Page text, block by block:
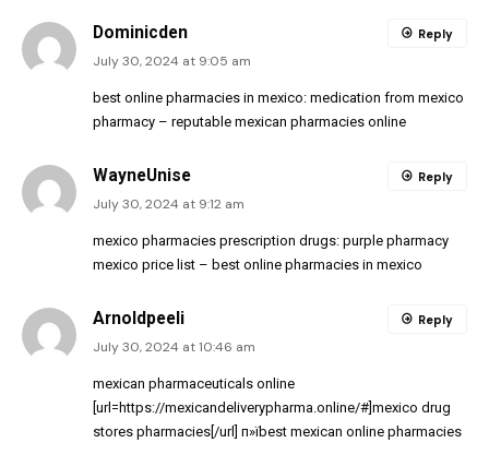
Dominicden
July 30, 2024 at 9:05 am
best online pharmacies in mexico: medication from mexico
pharmacy – reputable mexican pharmacies online
Reply
WayneUnise
July 30, 2024 at 9:12 am
mexico pharmacies prescription drugs: purple pharmacy
mexico price list – best online pharmacies in mexico
Reply
Arnoldpeeli
July 30, 2024 at 10:46 am
mexican pharmaceuticals online
[url=https://mexicandeliverypharma.online/#]mexico drug
stores pharmacies[/url] п»їbest mexican online pharmacies
Reply